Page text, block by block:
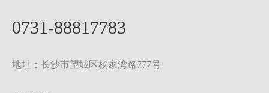
0731-88817783
地址：长沙市望城区杨家湾路777号